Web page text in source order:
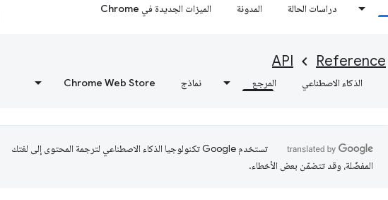
دراسات الحالة المدونة الميزات الجديدة في Chrome
Reference
API
الذكاء الاصطناعي المرجع نماذج Chrome Web Store
تستخدم Google تكنولوجيا الذكاء الاصطناعي لترجمة المحتوى إلى لغتك
المفضّلة، وقد تتضمّن بعض الأخطاء.